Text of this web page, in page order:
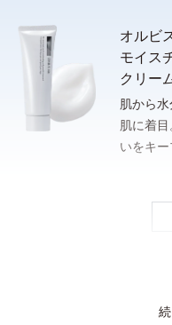
さっと泡立てられるもっ
りとり、上下に強く3回振ったとき
洗顔後、清潔な手のひら
オルビ
モイス
クリー
肌から
肌に着
いをキー